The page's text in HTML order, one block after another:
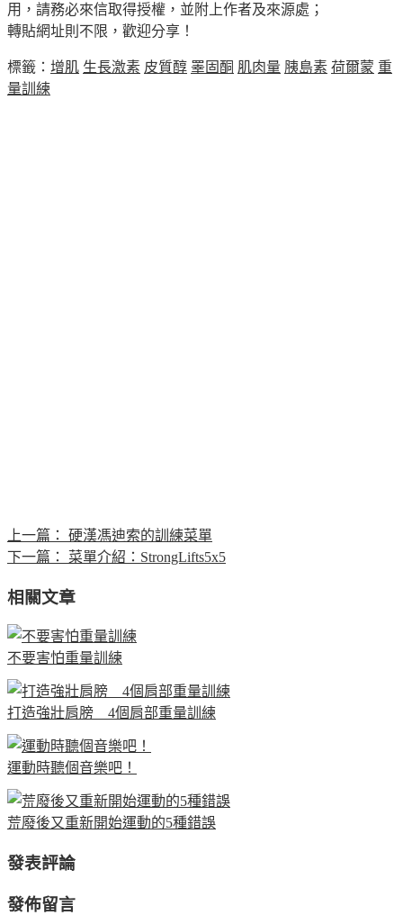
用，請務必來信取得授權，並附上作者及來源處；
轉貼網址則不限，歡迎分享！
標籤： 增肌 生長激素 皮質醇 睪固酮 肌肉量 胰島素 荷爾蒙 重
量訓練
上一篇：
硬漢馮迪索的訓練菜單
下一篇：
菜單介紹：StrongLifts5x5
相關文章
不要害怕重量訓練
打造強壯肩膀 4個肩部重量訓練
運動時聽個音樂吧！
荒廢後又重新開始運動的5種錯誤
發表評論
發佈留言